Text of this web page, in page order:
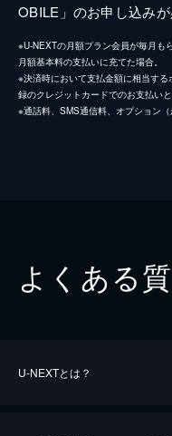
OBILE」のお申し込みが
※U-NEXTの月額プラン会員が毎月
月額基本料の支払いに充てた場合。
※決済時において支払金額に相当す
録のクレジットカードでのお支払いと
※通話料、SMS通信料、オプション
よくある
U-NEXTとは？